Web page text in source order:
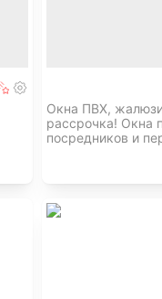
Окна ПВХ,
рассрочка! Окна
посредников и